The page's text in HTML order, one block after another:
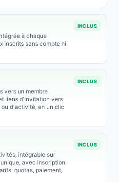
à chaque
inscrits sans compte ni
INCLUS
vers un membre
liens d'invitation vers
d'activité, en un clic
INCLUS
intégrable sur
avec inscription
quotas, paiement,
INCLUS